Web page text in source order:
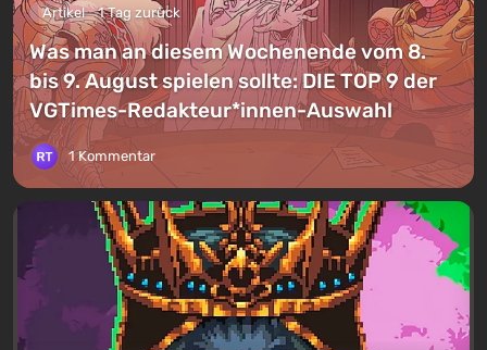
Artikel 1 Tag zurück
Was man an diesem Wochenende vom 8.
bis 9. August spielen sollte: DIE TOP 9 der
VGTimes-Redakteur*innen-Auswahl
1 Kommentar